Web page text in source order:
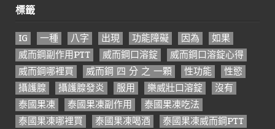
標籤
IG 一種 八字 出現 功能障礙 因為
如果
威而鋼副作用PTT
威而鋼口溶錠
威而鋼口溶錠心得
威而鋼哪裡買
威而鋼 四 分 之 一顆 性功能
性慾
攝護腺
攝護腺發炎 服用 樂威壯口溶錠
沒有
泰國果凍
泰國果凍副作用
泰國果凍吃法
泰國果凍哪裡買
泰國果凍喝酒
泰國果凍威而鋼PTT